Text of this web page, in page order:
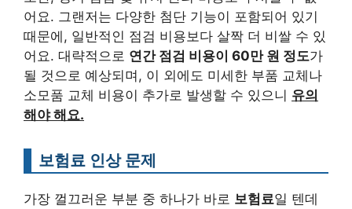
어요. 그랜저는 다양한 첨단 기능이 포함되어 있기
때문에, 일반적인 점검 비용보다 살짝 더 비쌀 수 있
어요. 대략적으로 연간 점검 비용이 60만 원 정도가
될 것으로 예상되며, 이 외에도 미세한 부품 교체나
소모품 교체 비용이 추가로 발생할 수 있으니 유의
해야 해요.
보험료 인상 문제
가장 껄끄러운 부분 중 하나가 바로 보험료일 텐데